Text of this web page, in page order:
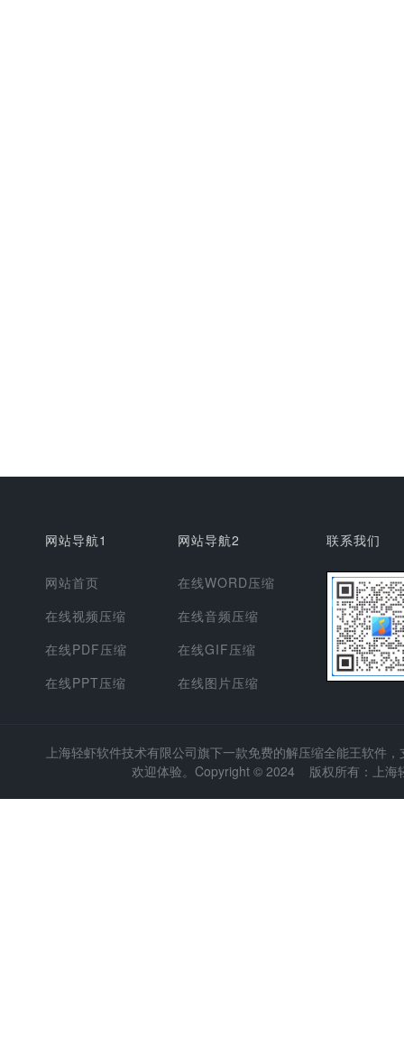
网站导航1
网站首页
在线视频压缩
在线PDF压缩
在线PPT压缩
网站导航2
在线WORD压缩
在线音频压缩
在线GIF压缩
在线图片压缩
联系我们
上海轻虾软件技术有限公司旗下一款免费的解压缩全能王软件
欢迎体验。Copyright © 2024 版权所有：上